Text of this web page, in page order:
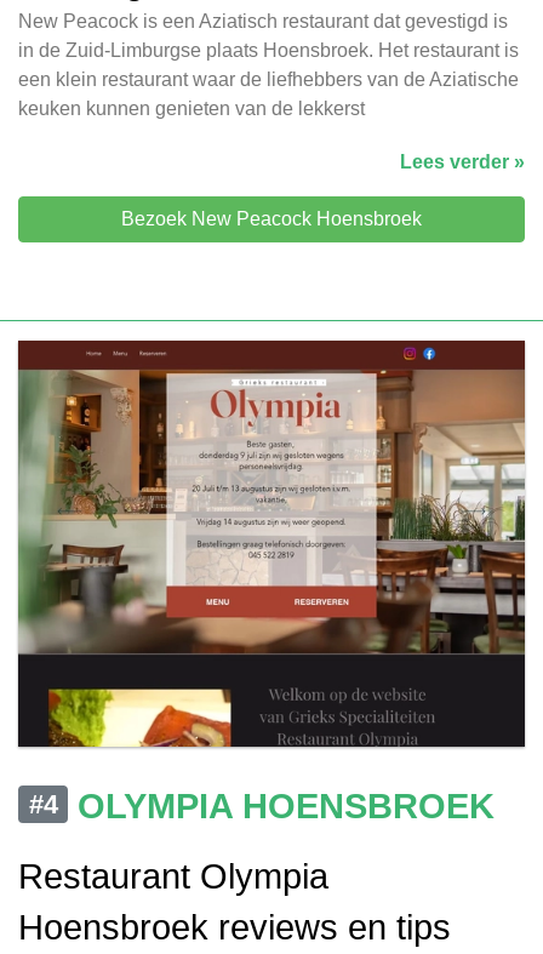
New Peacock is een Aziatisch restaurant dat gevestigd is
in de Zuid-Limburgse plaats Hoensbroek. Het restaurant is
een klein restaurant waar de liefhebbers van de Aziatische
keuken kunnen genieten van de lekkerst
Lees verder »
Bezoek New Peacock Hoensbroek
#4
OLYMPIA HOENSBROEK
Restaurant Olympia
Hoensbroek reviews en tips